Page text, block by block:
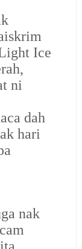
Ice
ni
dah
hari
nak